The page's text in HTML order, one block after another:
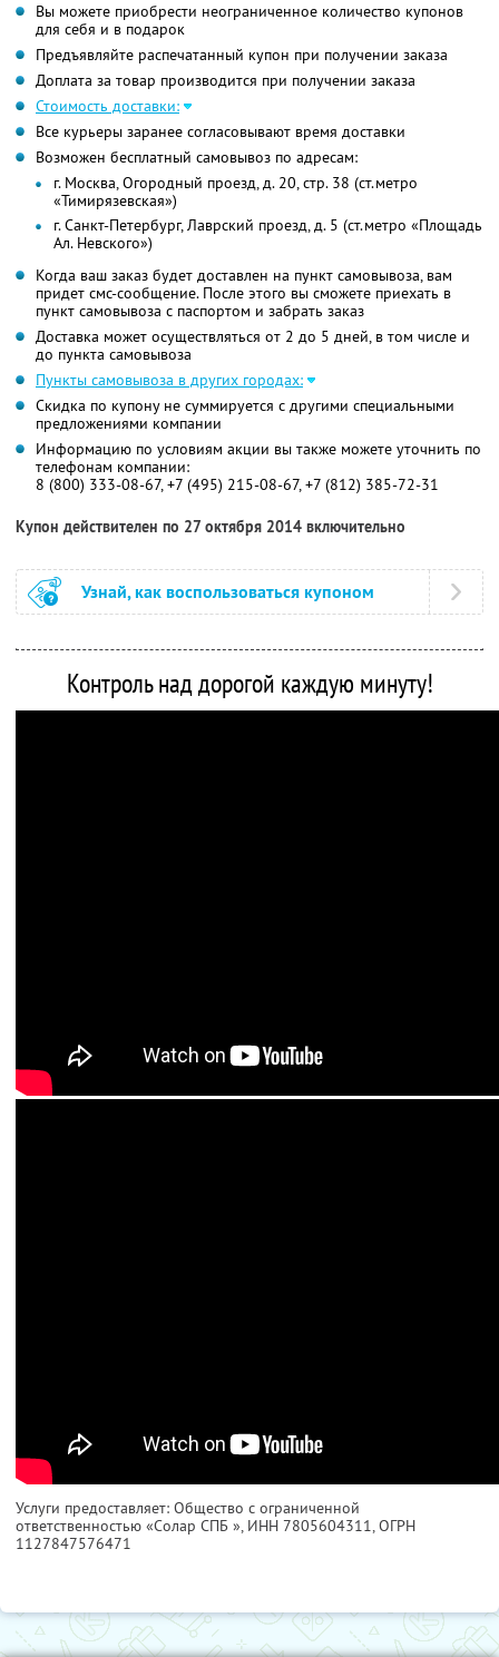
Вы можете приобрести неограниченное количество купонов
для себя и в подарок
Предъявляйте распечатанный купон при получении заказа
Доплата за товар производится при получении заказа
Стоимость доставки:
Все курьеры заранее согласовывают время доставки
Возможен бесплатный самовывоз по адресам:
г. Москва, Огородный проезд, д. 20, стр. 38 (ст.метро
«Тимирязевская»)
г. Санкт-Петербург, Лаврский проезд, д. 5 (ст.метро «Площадь
Ал. Невского»)
Когда ваш заказ будет доставлен на пункт самовывоза, вам
придет смс-сообщение. После этого вы сможете приехать в
пункт самовывоза с паспортом и забрать заказ
Доставка может осуществляться от 2 до 5 дней, в том числе и
до пункта самовывоза
Пункты самовывоза в других городах:
Скидка по купону не суммируется с другими специальными
предложениями компании
Информацию по условиям акции вы также можете уточнить по
телефонам компании:
8 (800) 333-08-67, +7 (495) 215-08-67, +7 (812) 385-72-31
Купон действителен по 27 октября 2014 включительно
Узнай, как воспользоваться купоном
Контроль над дорогой каждую минуту!
Услуги предоставляет: Общество с ограниченной
ответственностью «Солар СПБ », ИНН 7805604311, ОГРН
1127847576471